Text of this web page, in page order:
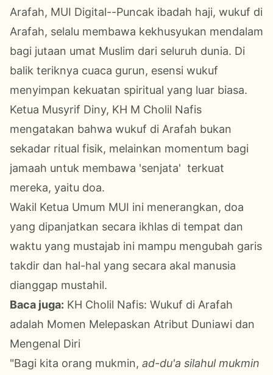
Arafah, MUI Digital--Puncak ibadah haji, wukuf di
Arafah, selalu membawa kekhusyukan mendalam
bagi jutaan umat Muslim dari seluruh dunia. Di
balik teriknya cuaca gurun, esensi wukuf
menyimpan kekuatan spiritual yang luar biasa.
Ketua Musyrif Diny, KH M Cholil Nafis
mengatakan bahwa wukuf di Arafah bukan
sekadar ritual fisik, melainkan momentum bagi
jamaah untuk membawa 'senjata' terkuat
mereka, yaitu doa.
Wakil Ketua Umum MUI ini menerangkan, doa
yang dipanjatkan secara ikhlas di tempat dan
waktu yang mustajab ini mampu mengubah garis
takdir dan hal-hal yang secara akal manusia
dianggap mustahil.
Baca juga: KH Cholil Nafis: Wukuf di Arafah
adalah Momen Melepaskan Atribut Duniawi dan
Mengenal Diri
"Bagi kita orang mukmin, ad-du'a silahul mukmin